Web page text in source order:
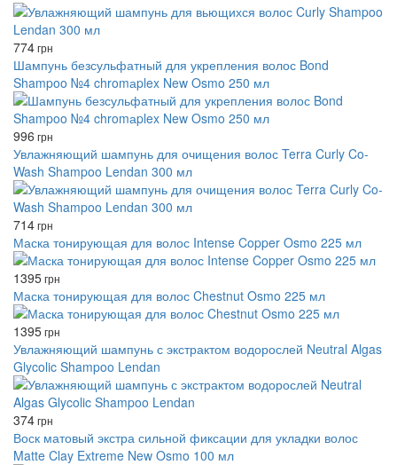
774грн
Шампунь безсульфатный для укрепления волос Bond
Shampoo №4 chromаplex New Osmo 250 мл
996 грн
Увлажняющий шампунь для очищения волос Terra Curly Co-
Wash Shampoo Lendan 300 мл
714грн
Маска тонирующая для волос Intense Copper Osmo 225 мл
1395грн
Маска тонирующая для волос Chestnut Osmo 225 мл
1395грн
Увлажняющий шампунь с экстрактом водорослей Neutral Algas
Glycolic Shampoo Lendan
374грн
Воск матовый экстра сильной фиксации для укладки волос
Matte Clay Extreme New Osmo 100 мл